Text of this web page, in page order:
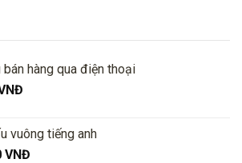
bán hàng qua điện thoại
vuông tiếng anh
VNĐ